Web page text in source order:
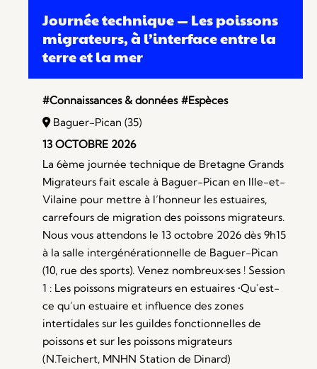
Journée technique — Les poissons
migrateurs, à l’interface entre la
terre et la mer
#Connaissances & données #Espèces
Baguer-Pican (35)
13 OCTOBRE 2026
La 6ème journée technique de Bretagne Grands
Migrateurs fait escale à Baguer-Pican en Ille-et-
Vilaine pour mettre à l’honneur les estuaires,
carrefours de migration des poissons migrateurs.
Nous vous attendons le 13 octobre 2026 dès 9h15
à la salle intergénérationnelle de Baguer-Pican
(10, rue des sports). Venez nombreux·ses ! Session
1 : Les poissons migrateurs en estuaires •Qu’est-
ce qu’un estuaire et influence des zones
intertidales sur les guildes fonctionnelles de
poissons et sur les poissons migrateurs
(N.Teichert, MNHN Station de Dinard)